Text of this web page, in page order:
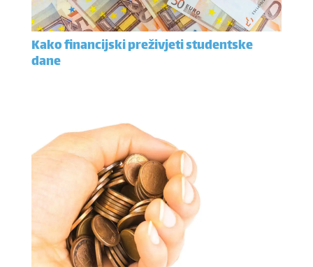
Kako financijski preživjeti studentske
dane